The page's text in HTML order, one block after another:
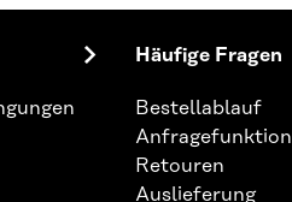
Häufige Fragen
Bestellablauf
Anfragefunktion
Retouren
Auslieferung